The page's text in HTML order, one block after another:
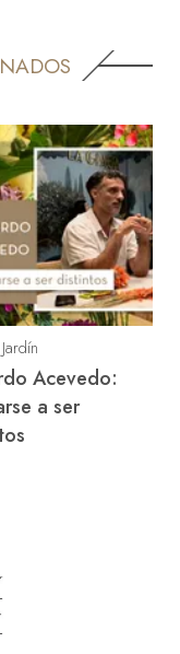
Acevedo:
a ser